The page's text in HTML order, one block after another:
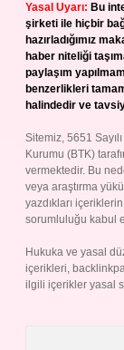
Yasal Uyarı: Bu
şirketi ile hiçbir
hazırladığımız
haber niteliği
paylaşım
benzerlikleri
halindedir ve
Sitemiz, 5651
Kurumu (BTK)
vermektedir. Bu
veya araştırma
yazdıkları
sorumluluğu kabul
Hukuka ve yasal
içerikleri,
ilgili içerikler yasal